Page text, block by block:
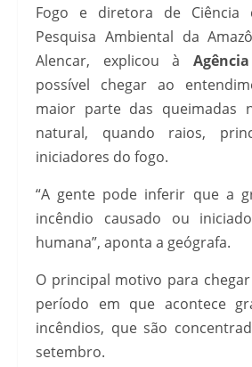
Fogo e diretora de
Pesquisa Ambiental da
Alencar, explicou à
possível chegar ao
maior parte das queimadas
natural, quando raios,
iniciadores do fogo.
“A gente pode inferir que a
incêndio causado ou
humana”, aponta a geógrafa.
O principal motivo para
período em que acontece
incêndios, que são
setembro.